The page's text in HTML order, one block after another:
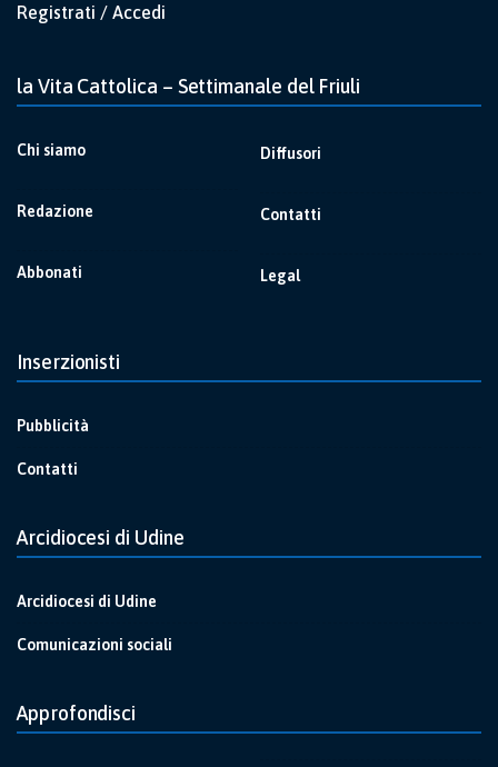
Registrati / Accedi
la Vita Cattolica – Settimanale del Friuli
Chi siamo
Redazione
Abbonati
Diffusori
Contatti
Legal
Inserzionisti
Pubblicità
Contatti
Arcidiocesi di Udine
Arcidiocesi di Udine
Comunicazioni sociali
Approfondisci